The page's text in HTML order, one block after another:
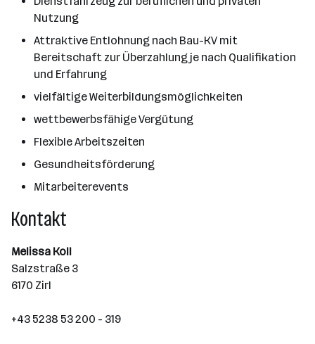
Nutzung
Attraktive Entlohnung nach Bau-KV mit
Bereitschaft zur Überzahlung je nach Qualifikation
und Erfahrung
vielfältige Weiterbildungsmöglichkeiten
wettbewerbsfähige Vergütung
Flexible Arbeitszeiten
Gesundheitsförderung
Mitarbeiterevents
Kontakt
Melissa Koll
Salzstraße 3
6170 Zirl
+43 5238 53 200 - 319